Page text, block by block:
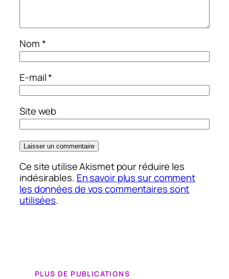
Nom*
E-mail*
Site web
Ce site utilise Akismet pour réduire les
indésirables. En savoir plus sur comment
les données de vos commentaires sont
utilisées.
PLUS DE PUBLICATIONS